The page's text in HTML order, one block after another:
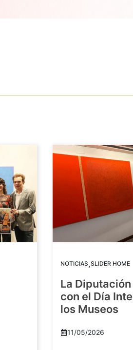
NOTICIAS,SLIDER HOME
La
con el Día
los Museos
11/05/2026